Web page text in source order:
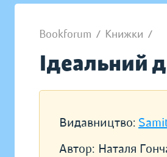
Bookforum / Книжки /
Ідеальний
Видавництво:
Автор: Наталя